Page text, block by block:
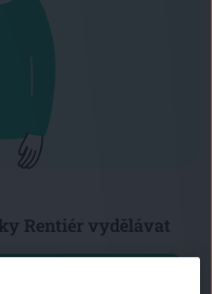
Rentiér vydělávat